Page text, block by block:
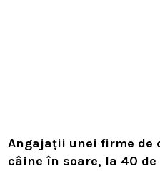
Angajații unei firme de
câine în soare, la 40 de